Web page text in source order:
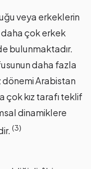
veya erkeklerin
çok erkek
bulunmaktadır.
daha fazla
Arabistan
çok kız tarafı teklif
dinamiklere
(3)